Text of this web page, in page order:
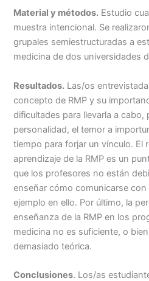
Material y métodos. Estudio
muestra intencional. Se
grupales semiestructuradas a
medicina de dos universidades
Resultados. Las/os
concepto de RMP y su
dificultades para llevarla a cabo,
personalidad, el temor a
tiempo para forjar un vínculo. El
aprendizaje de la RMP es un
que los profesores no están
enseñar cómo comunicarse
ejemplo en ello. Por último, la
enseñanza de la RMP en los
medicina no es suficiente, o
demasiado teórica.
Conclusiones. Los/as